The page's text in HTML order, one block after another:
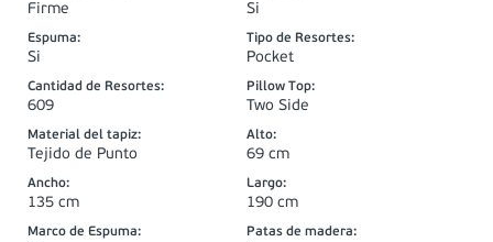
Firme Si
Espuma:
Si
Tipo de Resortes:
Pocket
Cantidad de Resortes:
609
Pillow Top:
Two Side
Material del tapiz:
Tejido de Punto
Alto:
69 cm
Ancho:
135 cm
Largo:
190 cm
Marco de Espuma: Patas de madera: